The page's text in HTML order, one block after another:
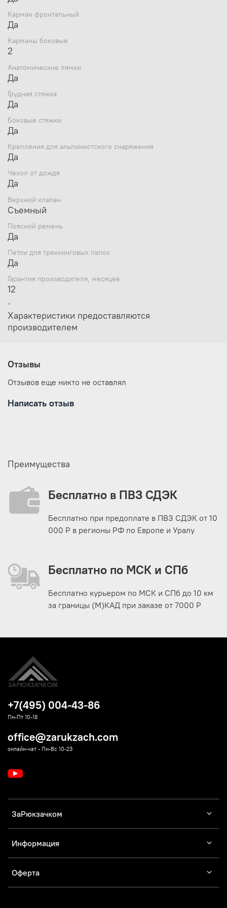
Совместимость с питьевой системой;
Чехол-дождевик в кармане на дне.
Объем: 65 л.
Карман фронтальный
Да
Карманы боковые
2
Анатомические лямки
Да
Грудная стяжка
Да
Боковые стяжки
Да
Крепления для альпинистского снаряжения
Да
Чехол от дождя
Да
Верхний клапан
Съемный
Поясной ремень
Да
Петли для треккинговых палок
Да
Гарантия производителя, месяцев
12
*
Характеристики предоставляются
производителем
Отзывы
Отзывов еще никто не оставлял
Написать отзыв
Преимущества
Бесплатно в ПВЗ СДЭК
Бесплатно при предоплате в ПВЗ СДЭК от 10
000 Р в регионы РФ по Европе и Уралу
Бесплатно по МСК и СПб
Бесплатно курьером по МСК и СПб до 10 км
за границы (М)КАД при заказе от 7000 Р
ЗаРюкзачком
Информация
Оферта
+7(495) 004-43-86
Пн-Пт 10-18
office@zarukzach.com
онлайн-чат - Пн-Вс 10-23